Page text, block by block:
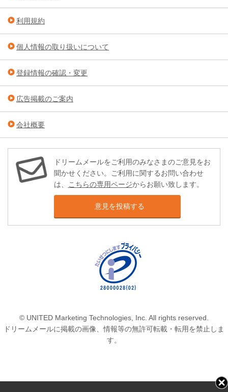
利用規約
個人情報の取り扱いについて
登録情報の確認・変更
広告掲載のご案内
会社概要
ドリームメールをご利用のみなさまのご意見をお
聞かせください。ご利用に関するお問い合わせ
は、 こちらの専用ページからお願い致します。
意見を投稿する
© UNITED Marketing Technologies, Inc. All rights reserved.
ドリームメールに掲載の画像、情報等の無許可転載・転用を禁止しま
す。